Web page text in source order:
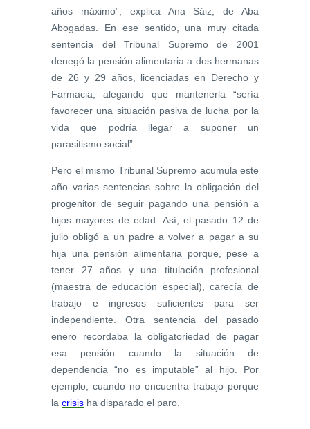
años máximo”, explica Ana Sáiz, de Aba
Abogadas. En ese sentido, una muy citada
sentencia del Tribunal Supremo de 2001
denegó la pensión alimentaria a dos hermanas
de 26 y 29 años, licenciadas en Derecho y
Farmacia, alegando que mantenerla “sería
favorecer una situación pasiva de lucha por la
vida que podría llegar a suponer un
parasitismo social”.
Pero el mismo Tribunal Supremo acumula este
año varias sentencias sobre la obligación del
progenitor de seguir pagando una pensión a
hijos mayores de edad. Así, el pasado 12 de
julio obligó a un padre a volver a pagar a su
hija una pensión alimentaria porque, pese a
tener 27 años y una titulación profesional
(maestra de educación especial), carecía de
trabajo e ingresos suficientes para ser
independiente. Otra sentencia del pasado
enero recordaba la obligatoriedad de pagar
esa pensión cuando la situación de
dependencia “no es imputable” al hijo. Por
ejemplo, cuando no encuentra trabajo porque
la crisis ha disparado el paro.